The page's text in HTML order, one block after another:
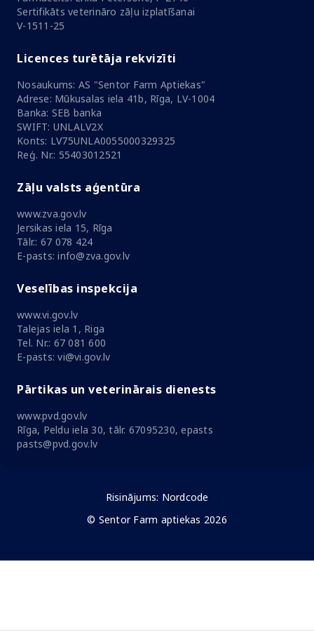
Sertifikāts veterināro zāļu izplatīšanai
V-1511-25
Licences turētāja rekvizīti
Nosaukums: AS "Sentor Farm Aptiekas"
Adrese: Mūkusalas iela 41b, Rīga, LV-1004
Banka: SEB banka
SWIFT: UNLALV2X
Konts: LV75UNLA0055000329325
Reģ. Nr.: 55403012521
Zāļu valsts aģentūra
www.zva.gov.lv
Jersikas iela 15, Rīga
Tālr.: 67 078 424
E-pasts: info@zva.gov.lv
Veselības inspekcija
www.vi.gov.lv
Talejas iela 1, Riga
Tel. Nr.: 67 081 600
E-pasts: vi@vi.gov.lv
Pārtikas un veterinārais dienests
www.pvd.gov.lv
Rīga, Peldu iela 30, tālr. 67095230, epasts
pasts@pvd.gov.lv
Risinājums: Nordcode
© Sentor Farm aptiekas 2026